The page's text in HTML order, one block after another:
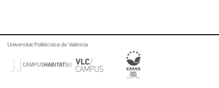
Universitat Politècnica de València